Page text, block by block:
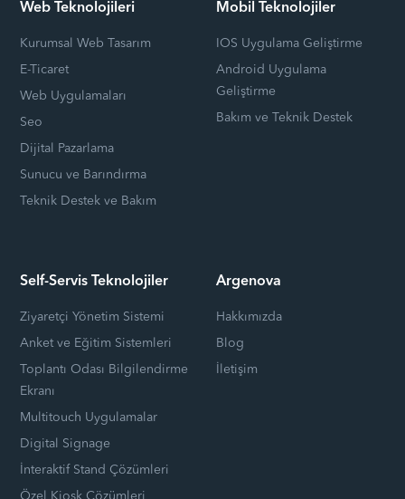
Web Teknolojileri
Kurumsal Web Tasarım
E-Ticaret
Web Uygulamaları
Seo
Dijital Pazarlama
Sunucu ve Barındırma
Teknik Destek ve Bakım
Mobil Teknolojiler
IOS Uygulama Geliştirme
Android Uygulama
Geliştirme
Bakım ve Teknik Destek
Self-Servis Teknolojiler
Ziyaretçi Yönetim Sistemi
Anket ve Eğitim Sistemleri
Toplantı Odası Bilgilendirme
Ekranı
Multitouch Uygulamalar
Digital Signage
İnteraktif Stand Çözümleri
Özel Kiosk Çözümleri
Argenova
Hakkımızda
Blog
İletişim